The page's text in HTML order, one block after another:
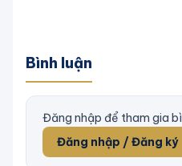
Bình luận
Đăng nhập để tham gia
Đăng nhập / Đăng ký